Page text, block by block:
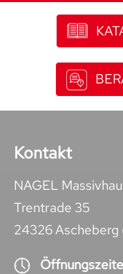
Kontakt
NAGEL
Trentrade 35
24326